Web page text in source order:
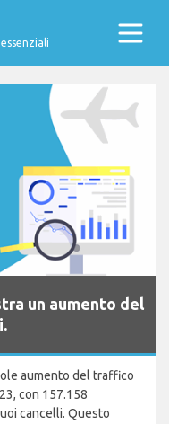
un aumento del
aumento del traffico
con 157.158
cancelli. Questo